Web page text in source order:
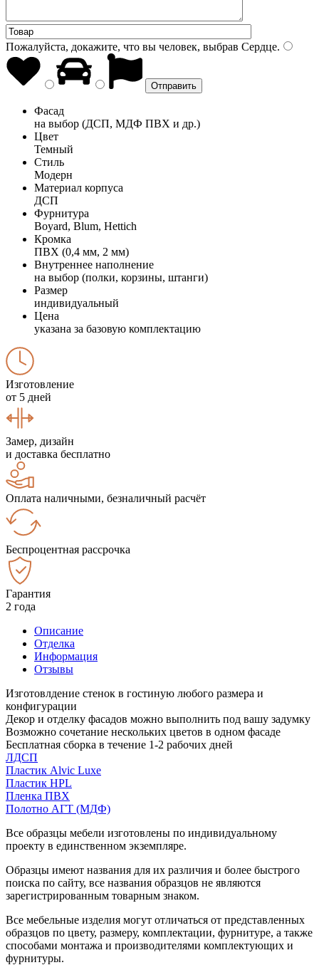
Пожалуйста, докажите, что вы человек, выбрав Сердце.
Фасад
на выбор (ДСП, МДФ ПВХ и др.)
Цвет
Темный
Стиль
Модерн
Материал корпуса
ДСП
Фурнитура
Boyard, Blum, Hettich
Кромка
ПВХ (0,4 мм, 2 мм)
Внутреннее наполнение
на выбор (полки, корзины, штанги)
Размер
индивидуальный
Цена
указана за базовую комплектацию
Изготовление
от 5 дней
Замер, дизайн
и доставка бесплатно
Оплата наличными, безналичный расчёт
Беспроцентная рассрочка
Гарантия
2 года
Описание
Отделка
Информация
Отзывы
Изготовлдение стенок в гостиную любого размера и
конфигурации
Декор и отделку фасадов можно выполнить под вашу задумку
Возможно сочетание нескольких цветов в одном фасаде
Бесплатная сборка в течение 1-2 рабочих дней
ЛДСП
Пластик Alvic Luxe
Пластик HPL
Пленка ПВХ
Полотно АГТ (МДФ)
Все образцы мебели изготовлены по индивидуальному
проекту в единственном экземпляре.
Образцы имеют названия для их различия и более быстрого
поиска по сайту, все названия образцов не являются
зарегистрированным товарным знаком.
Все мебельные изделия могут отличаться от представленных
образцов по цвету, размеру, комплектации, фурнитуре, а также
способами монтажа и производителями комплектующих и
фурнитуры.